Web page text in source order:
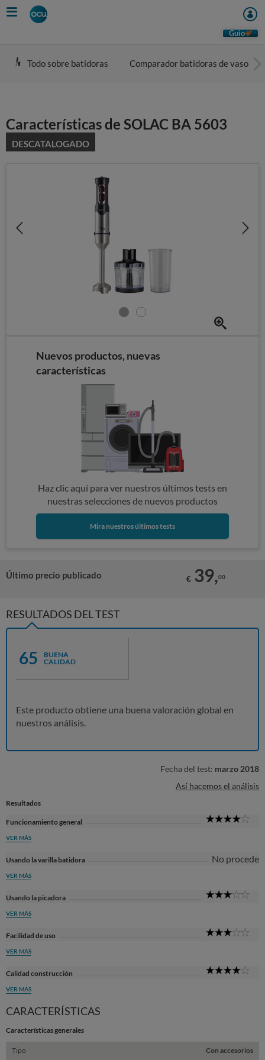
Skip
to
Guio
Todo sobre batidoras Comparador batidoras de vaso
Características de SOLAC BA 5603
DESCATALOGADO
Nuevos productos, nuevas
características
Haz clic aquí para ver nuestros últimos tests en
nuestras selecciones de nuevos productos
Mira nuestros últimos tests
Último precio publicado € 39,00
RESULTADOS DEL TEST
65
BUENA
CALIDAD
Este producto obtiene una buena valoración global en
nuestros análisis.
Fecha del test: marzo 2018
Así hacemos el análisis
Resultados
Funcionamiento general
VER MÁS
Usando la varilla batidora No procede
VER MÁS
Usando la picadora
VER MÁS
Facilidad de uso
VER MÁS
Calidad construcción
VER MÁS
CARACTERÍSTICAS
Características generales
Tipo Con accesorios